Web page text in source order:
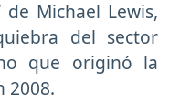
Michael Lewis,
del sector
que originó la
2008.